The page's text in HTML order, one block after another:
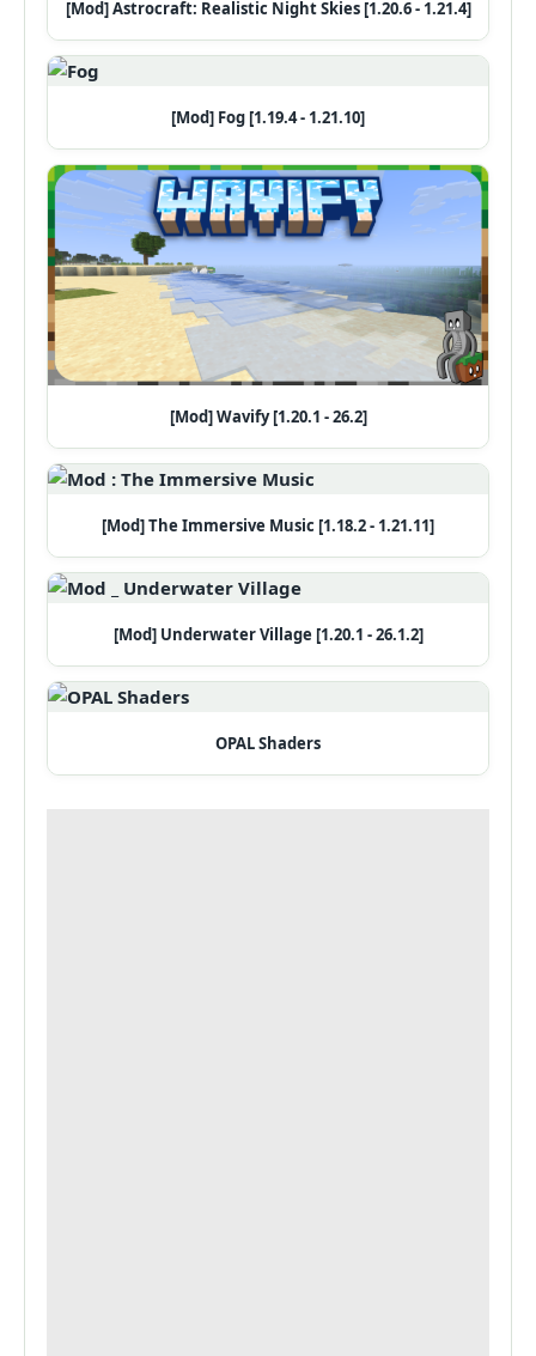
[Mod] Astrocraft: Realistic Night Skies [1.20.6 - 1.21.4]
[Mod] Fog [1.19.4 - 1.21.10]
[Mod] Wavify [1.20.1 - 26.2]
[Mod] The Immersive Music [1.18.2 - 1.21.11]
[Mod] Underwater Village [1.20.1 - 26.1.2]
OPAL Shaders